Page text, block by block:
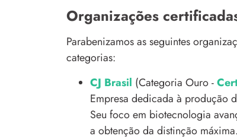
Organizações
Parabenizamos as seguintes
categorias:
CJ Brasil (Categoria Ouro -
Empresa dedicada à produção
Seu foco em biotecnologia
a obtenção da distinção máxima.